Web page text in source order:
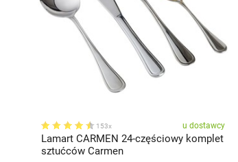
153x u dostawcy
Lamart CARMEN 24-częściowy komplet
sztućców Carmen